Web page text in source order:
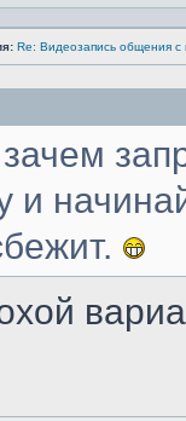
Re: Видеозапись общения
и